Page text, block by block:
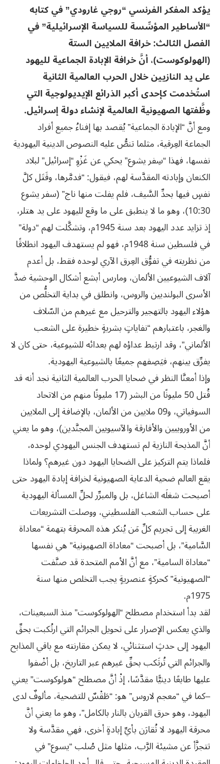
يؤكد المفكر الفرنسي “روجي غارودي” في كتابه
“الأساطير المؤسِّسة للسياسة الإسرائيلية” في
الفصل الثالث: خرافة الملايين الستة
(الهولوكوست)، أنَّ خرافة الإبادة الجماعية لليهود
على يد النازيين خلال الحرب العالمية الثانية
استُخدمت كإحدى أكبر الذرائع الإيديولوجية التي
وظَّفتها الصهيونية العالمية لإنشاء دولة إسرائيل.
ومع أنَّ “الإبادة الجماعية” يُقصد بها إفناءُ جميع أفراد
الجماعة العِرقية، مثلما تنصُّ عليه النصوص الدينية اليهودية
نفسها، فهذا “سِفر يشوع” يحكي عن غَزْوِ “إسرائيل” لبلاد
الكنعان وإبادته المقدَّسة لهم، فيقول: “فدمَّرها، وقَتَل كلَّ
نفسٍ فيها بحدِّ السَّيف، فلم يفلت منها ناج” (سفر يشوع
10:30)، وهو ما لا ينطبق على ما وقع لليهود على يد هتلر،
إذ تزايد عدد اليهود بعد سنة 1945م، وتشكَّلت لهم “دولة”
في فلسطين سنة 1948م، فهو لم يستهدف اليهود انطلاقًا
من نظريته في تفوُّق العِرق الآري لوحده فقط، بل أعدم
آلاف الشيوعيين الألمان، ومارس أبشع أشكال الوحشية ضدَّ
الأسرى البولنديين والروس، وانطلق في بداية التخلُّص من
هؤلاء اليهود بالتهجير والترحيل مع غيرهم من السّلاف
والغجر، باعتبارهم “نفاياتٍ بشريةٍ خطيرة على الشعب
الألماني”، وقد ارتبط عداؤه لهم بعدائه للشيوعية، حتى كان لا
يفرِّق بينهم، فيَصِفهم جميعًا بالشيوعية اليهودية.
وإذا أمعنَّا النظر في ضحايا الحرب العالمية الثانية نجد أنه قد
قُتل 50 مليونًا من البشر (17 مليونًا منهم من الاتحاد
السوفياتي، و09 ملايين من الألمان، بالإضافة إلى الملايين
من الأوروبيين والأفارقة والآسيويين المجنَّدين)، وهو ما يعني
أنَّ المذبحة النازية لم تستهدف الجنس اليهودي لوحده،
فلماذا يتم التركيز على الضحايا اليهود دون غيرهم؟ ولماذا
يقع العالم ضحية الدعاية الصهيونية لخرافة إبادة اليهود حتى
أصبحت شغلَه الشاغل، بل والمبرِّر لحلِّ المسألة اليهودية
على حساب الشعب الفلسطيني، ووصلت التشريعات
الغربية إلى تجريم كلِّ مَن يُنكر هذه المحرقة بتهمة “معاداة
السَّامية”، بل أصبحت “معاداة الصهيونية” هي نفسها
“معاداة السامية”، مع أنَّ الأمم المتحدة قد صنَّفت
“الصهيونية” كحركةٍ عنصريةٍ يجب التخلص منها سنة
1975م.
لقد بدأ استخدام مصطلح “الهولوكوست” منذ السبعينات،
والذي يعكس الإصرار على تحويل الجرائم التي ارتُكبت بحقِّ
اليهود إلى حدثٍ استثنائي، لا يمكن مقارنته مع باقي المذابح
والجرائم التي تُرتَكب بحقِّ غيرهم عبر التاريخ، بل أضْفوا
عليها طابعًا دينيًّا مقدَّسًا، إذْ أنَّ مصطلح “هولوكوست” يعني
–كما في “معجم لاروس” هو: “طَقْسٌ للتضحية، مألوفٌ لدى
اليهود، وهو حرق القربان بالنار بالكامل”، وهو ما يعني أنَّ
محرقة اليهود لا تُقارَن بأيِّ إبادةٍ أخرى، فهي مقدَّسة ولا
تتجزَّأ عن مشيئة الرَّب، مثلها مثل صُلب “يسوع” في